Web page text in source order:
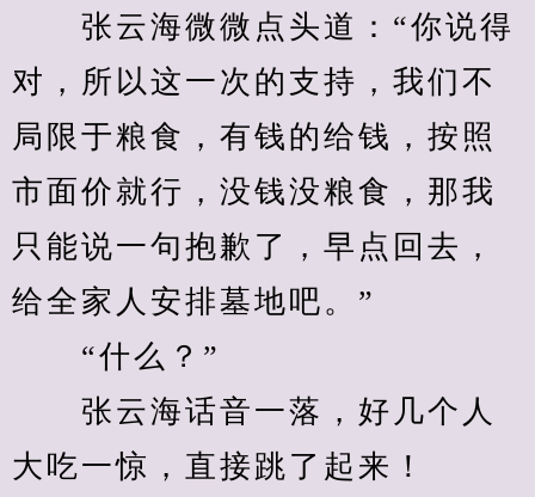
张云海微微点头道：“你说得
对，所以这一次的支持，我们不
局限于粮食，有钱的给钱，按照
市面价就行，没钱没粮食，那我
只能说一句抱歉了，早点回去，
给全家人安排墓地吧。”
“什么？”
张云海话音一落，好几个人
大吃一惊，直接跳了起来！